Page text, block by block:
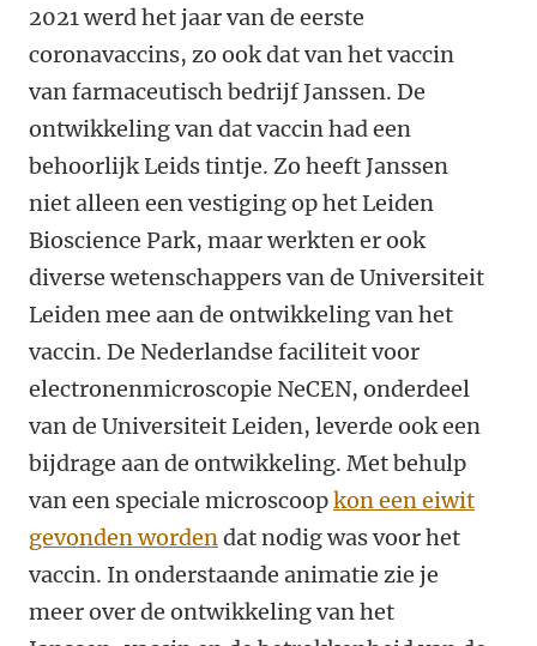
2021 werd het jaar van de eerste
coronavaccins, zo ook dat van het vaccin
van farmaceutisch bedrijf Janssen. De
ontwikkeling van dat vaccin had een
behoorlijk Leids tintje. Zo heeft Janssen
niet alleen een vestiging op het Leiden
Bioscience Park, maar werkten er ook
diverse wetenschappers van de Universiteit
Leiden mee aan de ontwikkeling van het
vaccin. De Nederlandse faciliteit voor
electronenmicroscopie NeCEN, onderdeel
van de Universiteit Leiden, leverde ook een
bijdrage aan de ontwikkeling. Met behulp
van een speciale microscoopkon een eiwit
gevonden wordendat nodig was voor het
vaccin. In onderstaande animatie zie je
meer over de ontwikkeling van het